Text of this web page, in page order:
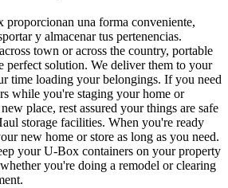
proporcionan una forma conveniente,
y almacenar tus pertenencias.
town or across the country, portable
perfect solution. We deliver them to your
time loading your belongings. If you need
while you're staging your home or
place, rest assured your things are safe
storage facilities. When you're ready
new home or store as long as you need.
yourU-Box containers on your property
you're doing a remodel or clearing